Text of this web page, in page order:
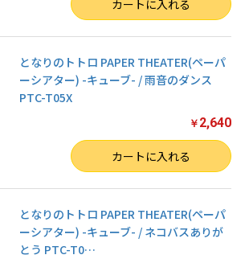
カートに入れる
となりのトトロ PAPER THEATER(ペーパ
ーシアター) -キューブ- / 雨音のダンス
PTC-T05X
￥ 2,640
カートに入れる
となりのトトロ PAPER THEATER(ペーパ
ーシアター) -キューブ- / ネコバスありが
とう PTC-T0…